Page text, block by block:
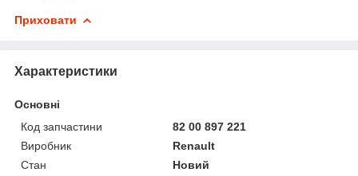
Приховати
Характеристики
Основні
Код запчастини
82 00 897 221
Виробник
Renault
Стан
Новий